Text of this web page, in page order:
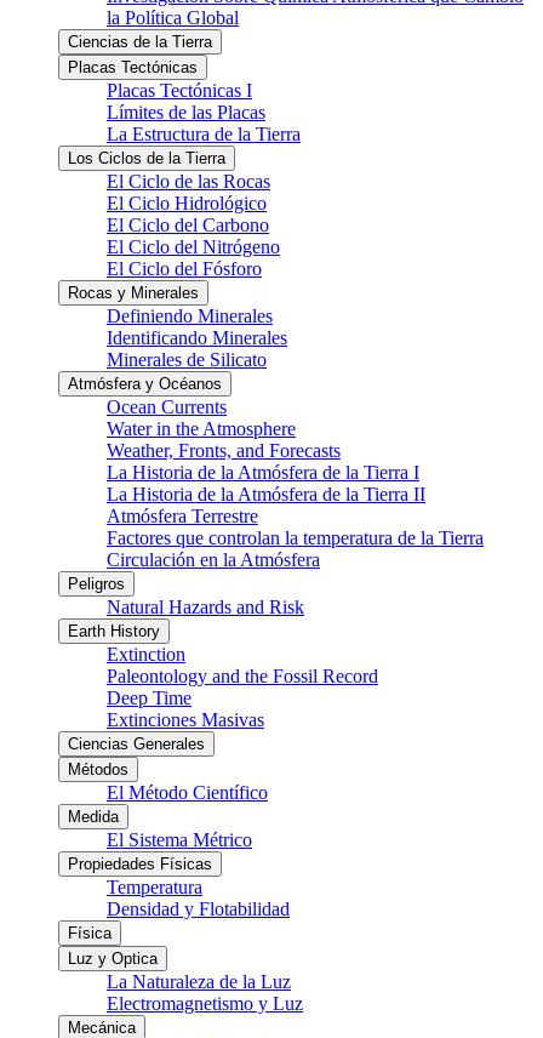
la Política Global
Ciencias de la Tierra
Placas Tectónicas
Placas Tectónicas I
Límites de las Placas
La Estructura de la Tierra
Los Ciclos de la Tierra
El Ciclo de las Rocas
El Ciclo Hidrológico
El Ciclo del Carbono
El Ciclo del Nitrógeno
El Ciclo del Fósforo
Rocas y Minerales
Definiendo Minerales
Identificando Minerales
Minerales de Silicato
Atmósfera y Océanos
Ocean Currents
Water in the Atmosphere
Weather, Fronts, and Forecasts
La Historia de la Atmósfera de la Tierra I
La Historia de la Atmósfera de la Tierra II
Atmósfera Terrestre
Factores que controlan la temperatura de la Tierra
Circulación en la Atmósfera
Peligros
Natural Hazards and Risk
Earth History
Extinction
Paleontology and the Fossil Record
Deep Time
Extinciones Masivas
Ciencias Generales
Métodos
El Método Científico
Medida
El Sistema Métrico
Propiedades Físicas
Temperatura
Densidad y Flotabilidad
Física
Luz y Optica
La Naturaleza de la Luz
Electromagnetismo y Luz
Mecánica